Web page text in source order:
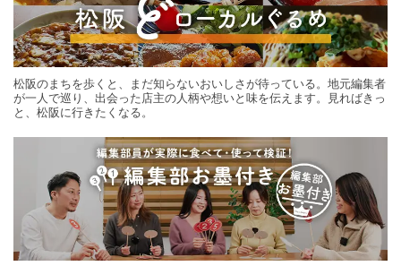
松阪のまちを歩くと、まだ知らないおいしさが待っている。地元編集者
が一人で巡り、出会った店主の人柄や想いと味を伝えます。見ればきっ
と、松阪に行きたくなる。